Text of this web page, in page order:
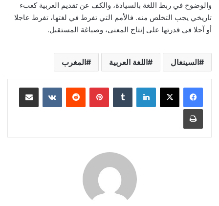
والوضوح في ربط اللغة بالسيادة، والكف عن تقديم العربية كعبء
تاريخي يجب التخلص منه. فالأمم التي تفرط في لغتها، تفرط عاجلا
أو آجلا في قدرتها على إنتاج المعنى، وصياغة المستقبل.
السينغال اللغة العربية المغرب
لينكدإن بينتيريست مشاركة عبر البريد
طباعة